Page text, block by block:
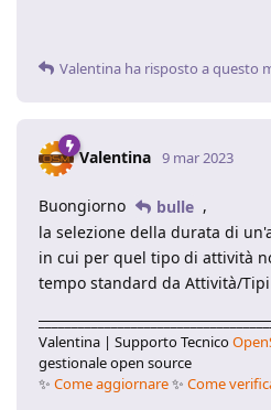
Valentina ha risposto a questo
Valentina 9 mar 2023
Buongiorno bulle ,
la selezione della durata di
in cui per quel tipo di attività
tempo standard da Attività/
Valentina | Supporto Tecnico
gestionale open source
✨ Come aggiornare✨ Come